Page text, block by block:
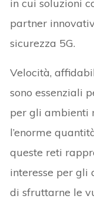
in cui soluzioni
partner
sicurezza 5G.
Velocità,
sono essenziali
per gli ambienti
l’enorme
queste reti
interesse per gli
di sfruttarne le